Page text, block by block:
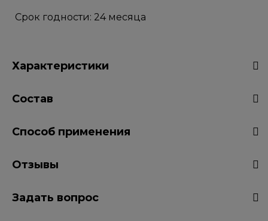
Срок годности: 24 месяца
Характеристики
Состав
Способ применения
Отзывы
Задать вопрос